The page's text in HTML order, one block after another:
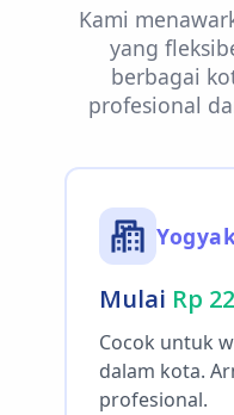
Kami
yang
berbagai
profesional
Mulai Rp
Cocok untuk
dalam kota.
profesional.